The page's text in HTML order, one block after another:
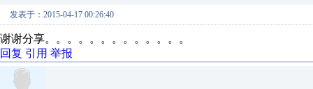
发表于：2015-04-17 00:26:40
谢谢分享。。。。。。。。。。。。。
回复 引用 举报